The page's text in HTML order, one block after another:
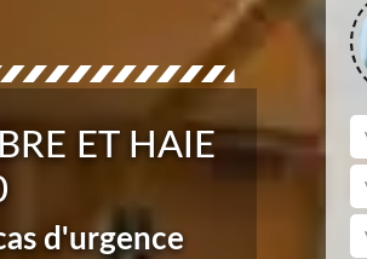
ET HAIE
d'urgence